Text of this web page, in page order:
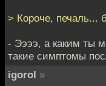
> Короче, печаль...
- Ээээ, а каким ты
такие симптомы
igorol »